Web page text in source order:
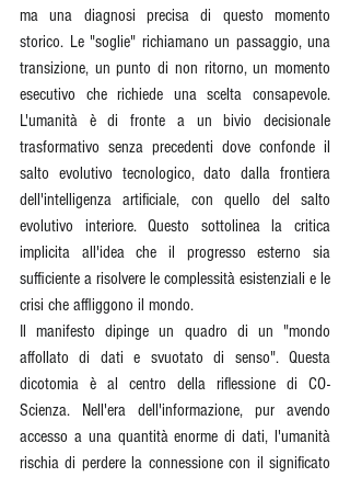
ma una diagnosi precisa di questo momento
storico. Le "soglie" richiamano un passaggio, una
transizione, un punto di non ritorno, un momento
esecutivo che richiede una scelta consapevole.
L'umanità è di fronte a un bivio decisionale
trasformativo senza precedenti dove confonde il
salto evolutivo tecnologico, dato dalla frontiera
dell'intelligenza artificiale, con quello del salto
evolutivo interiore. Questo sottolinea la critica
implicita all'idea che il progresso esterno sia
sufficiente a risolvere le complessità esistenziali e le
crisi che affliggono il mondo.
Il manifesto dipinge un quadro di un "mondo
affollato di dati e svuotato di senso". Questa
dicotomia è al centro della riflessione di CO-
Scienza. Nell'era dell'informazione, pur avendo
accesso a una quantità enorme di dati, l'umanità
rischia di perdere la connessione con il significato